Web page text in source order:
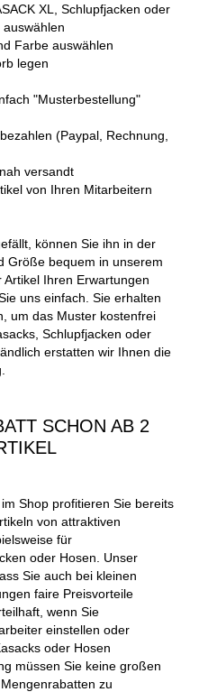
XL, Schlupfjacken oder
auswählen
Farbe auswählen
legen
"Musterbestellung"
(Paypal, Rechnung,
versandt
von Ihren Mitarbeitern
können Sie ihn in der
Größe bequem in unserem
Ihren Erwartungen
uns einfach. Sie erhalten
um das Muster kostenfrei
Schlupfjacken oder
erstatten wir Ihnen die
SCHON AB 2
Shop profitieren Sie bereits
von attraktiven
für
oder Hosen. Unser
Sie auch bei kleinen
faire Preisvorteile
wenn Sie
einstellen oder
oder Hosen
müssen Sie keine großen
zu